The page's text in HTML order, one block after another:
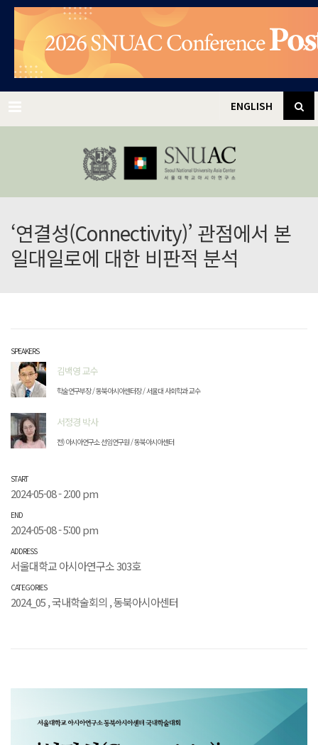
✕
ENGLISH
‘연결성(Connectivity)’ 관점에서 본
일대일로에 대한 비판적 분석
SPEAKERS
김백영 교수
학술연구부장 / 동북아시아센터장 / 서울대 사회학과 교수
서정경 박사
전) 아시아연구소 선임연구원 / 동북아시아센터
START
2024-05-08 - 2:00 pm
END
2024-05-08 - 5:00 pm
ADDRESS
서울대학교 아시아연구소 303호
CATEGORIES
2024_05,국내학술회의 ,동북아시아센터